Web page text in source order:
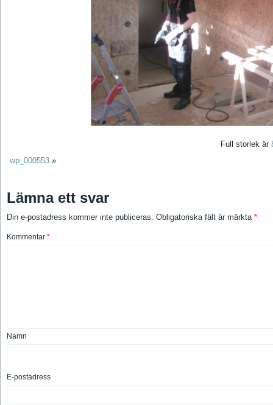
Full storlek är
wp_000553 »
Lämna ett svar
Din e-postadress kommer inte publiceras. Obligatoriska fält är märkta *
Kommentar *
Namn
E-postadress